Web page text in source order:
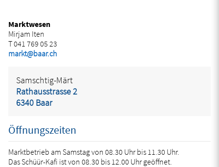
Marktwesen
Mirjam Iten
T 041 769 05 23
markt@baar.ch
Samschtig-Märt
Rathausstrasse 2
6340 Baar
Öffnungszeiten
Marktbetrieb am Samstag von 08.30 Uhr bis 11.30 Uhr.
Das Schüür-Kafi ist von 08.30 bis 12.00 Uhr geöffnet.